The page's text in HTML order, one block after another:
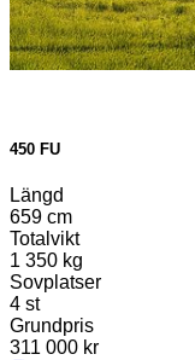
450 FU
Längd
659 cm
Totalvikt
1 350 kg
Sovplatser
4 st
Grundpris
311 000 kr